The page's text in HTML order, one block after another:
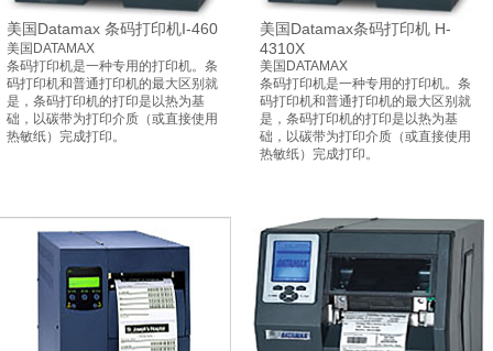
美国Datamax 条码打印机I-460
美国DATAMAX
条码打印机是一种专用的打印机。条
码打印机和普通打印机的最大区别就
是，条码打印机的打印是以热为基
础，以碳带为打印介质（或直接使用
热敏纸）完成打印。
美国Datamax条码打印机 H-
4310X
美国DATAMAX
条码打印机是一种专用的打印机。条
码打印机和普通打印机的最大区别就
是，条码打印机的打印是以热为基
础，以碳带为打印介质（或直接使用
热敏纸）完成打印。